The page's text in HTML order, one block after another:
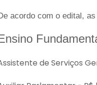
acordo com o edital,
de Serviços